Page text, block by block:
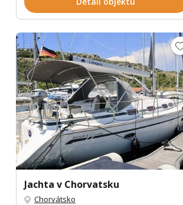
Jachta v Chorvatsku
Chorvátsko